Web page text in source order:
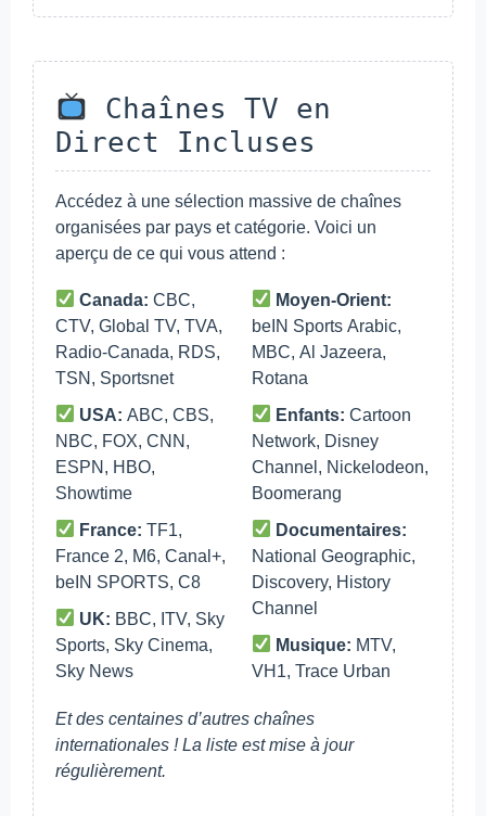
Chaînes TV en
Direct Incluses
Accédez à une sélection massive de chaînes
organisées par pays et catégorie. Voici un
aperçu de ce qui vous attend :
Canada: CBC,
CTV, Global TV, TVA,
Radio-Canada, RDS,
TSN, Sportsnet
USA: ABC, CBS,
NBC, FOX, CNN,
ESPN, HBO,
Showtime
France: TF1,
France 2, M6, Canal+,
beIN SPORTS, C8
UK: BBC, ITV, Sky
Sports, Sky Cinema,
Sky News
Moyen-Orient:
beIN Sports Arabic,
MBC, Al Jazeera,
Rotana
Enfants: Cartoon
Network, Disney
Channel, Nickelodeon,
Boomerang
Documentaires:
National Geographic,
Discovery, History
Channel
Musique: MTV,
VH1, Trace Urban
Et des centaines d’autres chaînes
internationales ! La liste est mise à jour
régulièrement.